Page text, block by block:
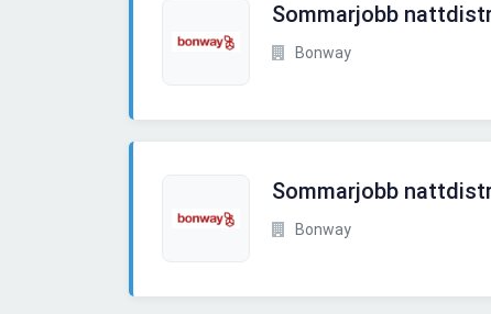
Sommarjobb
Bonway
Sommarjobb
Bonway